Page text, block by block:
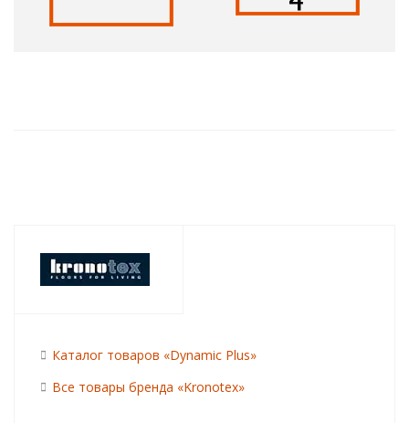
Каталог товаров «Dynamic Plus»
Все товары бренда «Kronotex»